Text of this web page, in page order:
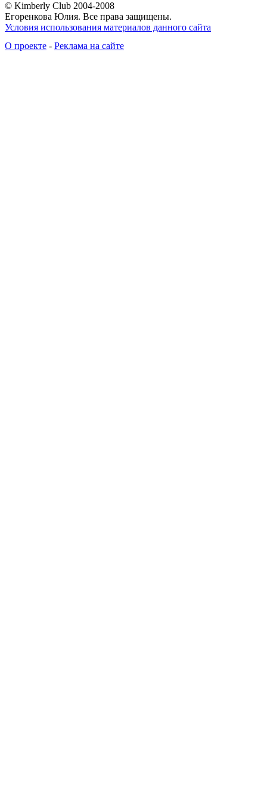
© Kimberly Club 2004-2008
Егоренкова Юлия. Все права защищены.
Условия использования материалов данного сайта
О проекте - Реклама на сайте